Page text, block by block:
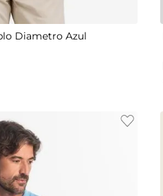
Diametro Azul